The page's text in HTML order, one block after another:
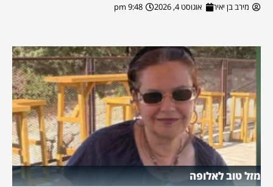
מירב בן יאיר אוגוסט 4, 2026 9:48 pm
מזל טוב לאלופה